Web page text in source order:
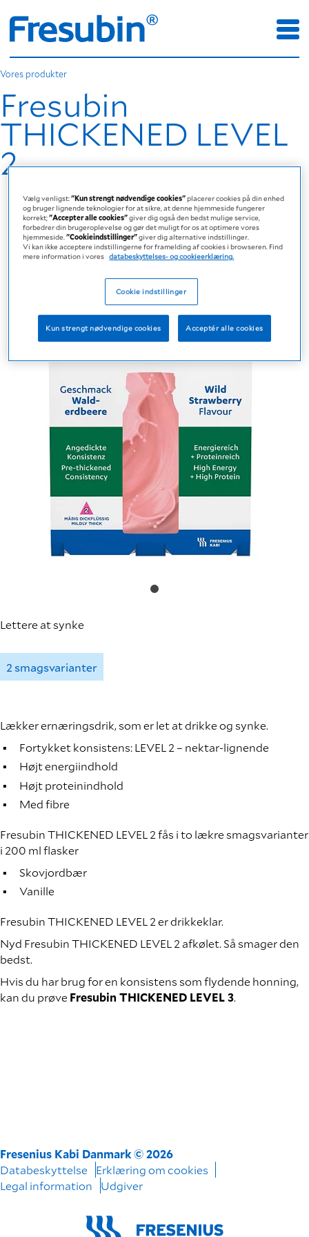
Vores produkter
Fresubin
THICKENED LEVEL
2
Lettere at synke
2 smagsvarianter
Lækker ernæringsdrik, som er let at drikke og synke.
Fortykket konsistens: LEVEL 2 – nektar-lignende
Højt energiindhold
Højt proteinindhold
Med fibre
Fresubin THICKENED LEVEL 2 fås i to lækre smagsvarianter
i 200 ml flasker
Skovjordbær
Vanille
Fresubin THICKENED LEVEL 2 er drikkeklar.
Nyd Fresubin THICKENED LEVEL 2 afkølet. Så smager den
bedst.
Hvis du har brug for en konsistens som flydende honning,
kan du prøveFresubin THICKENED LEVEL 3.
Fresenius Kabi Danmark © 2026
Databeskyttelse
Erklæring om cookies
Legal information
Udgiver
Vælg venligst:"Kun strengt nødvendige cookies"placerer cookies på din enhed
og bruger lignende teknologier for at sikre, at denne hjemmeside fungerer
korrekt;"Accepter alle cookies"giver dig også den bedst mulige service,
forbedrer din brugeroplevelse og gør det muligt for os at optimere vores
hjemmeside."Cookieindstillinger"giver dig alternative indstillinger.
Vi kan ikke acceptere indstillingerne for framelding af cookies i browseren. Find
mere information i vores databeskyttelses- og cookieerklæring.
Cookie indstillinger
Kun strengt nødvendige cookies Acceptér alle cookies